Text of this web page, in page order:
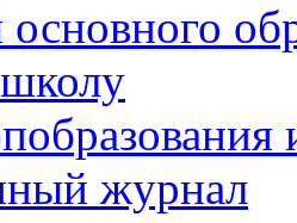
журнал